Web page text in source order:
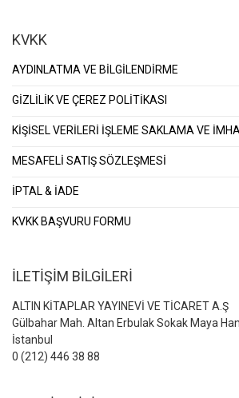
KVKK
AYDINLATMA VE BİLGİLENDİRME
GİZLİLİK VE ÇEREZ POLİTİKASI
KİŞİSEL VERİLERİ İŞLEME SAKLAMA VE
MESAFELİ SATIŞ SÖZLEŞMESİ
İPTAL & İADE
KVKK BAŞVURU FORMU
İLETİŞİM BİLGİLERİ
ALTIN KİTAPLAR YAYINEVİ VE TİCARET A.Ş
Gülbahar Mah. Altan Erbulak Sokak Maya
İstanbul
0 (212) 446 38 88